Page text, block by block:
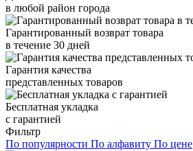
в любой район города
Гарантированный возврат товара
в течение 30 дней
Гарантия качества
представленных товаров
Бесплатная укладка
с гарантией
Фильтр
По популярности По алфавиту По цене